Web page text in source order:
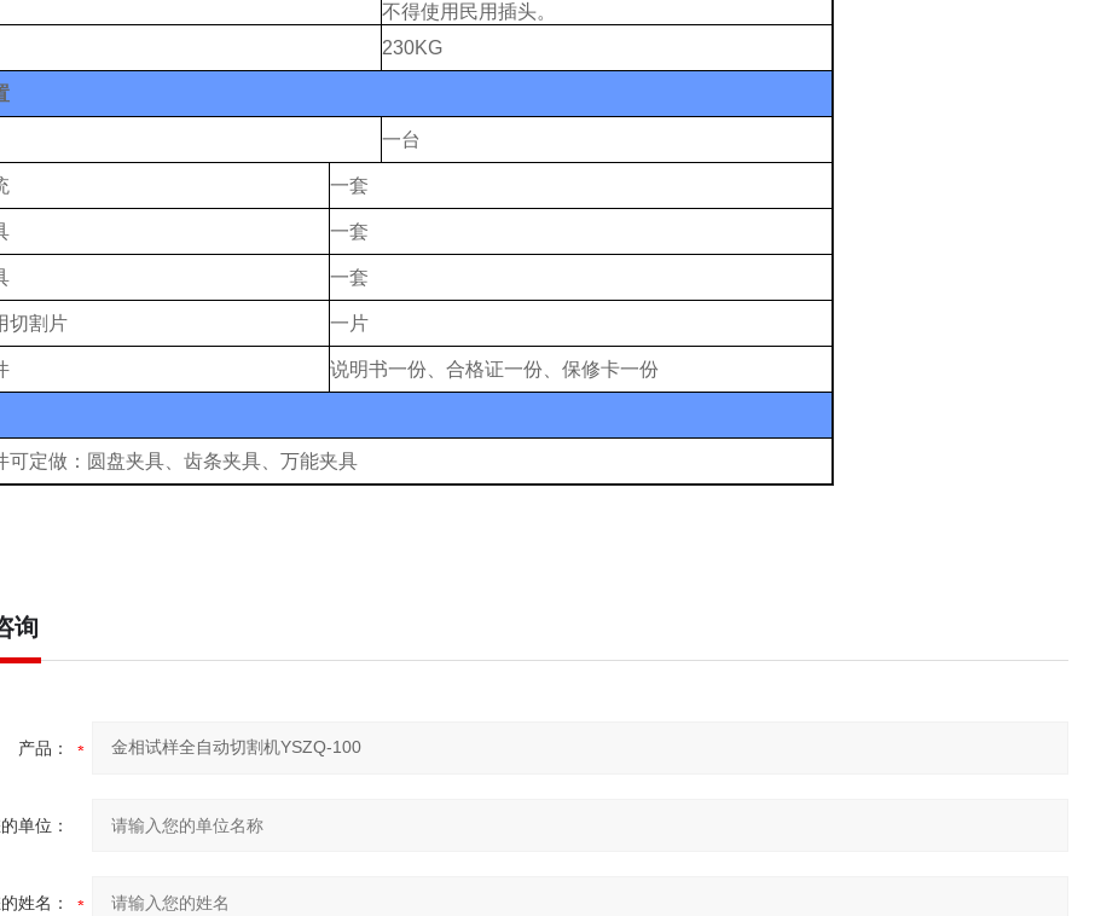
不得使用民用插头。
230KG
一台
一套
一套
一套
切割片 一 片
说明书一份、合格证一份、保修卡一份
可定做 ： 圆盘夹具、齿条夹具、万能夹具
询
产品：
单位：
姓名：